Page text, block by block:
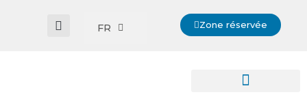
FR Zone réservée